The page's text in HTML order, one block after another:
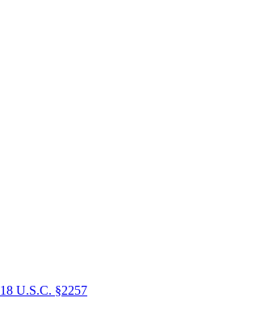
18 U.S.C. §2257